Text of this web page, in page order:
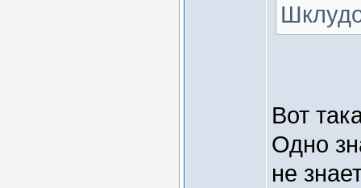
Вот
Одно
не